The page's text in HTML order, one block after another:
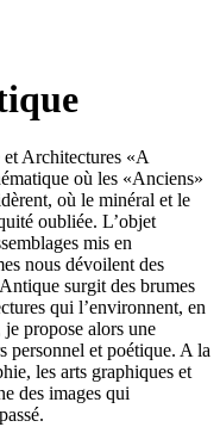
Architectures «A
où les «Anciens»
où le minéral et le
oubliée. L’objet
mis en
nous dévoilent des
surgit des brumes
qui l’environnent, en
propose alors une
personnel et poétique. A la
les arts graphiques et
des images qui